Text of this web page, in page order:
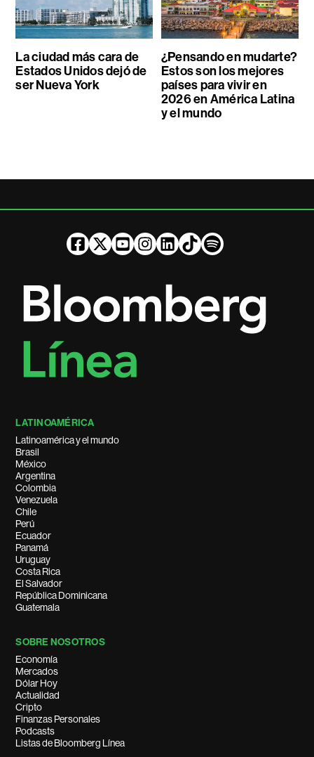
La ciudad más cara de
Estados Unidos dejó de
ser Nueva York
¿Pensando en mudarte?
Estos son los mejores
países para vivir en
2026 en América Latina
y el mundo
LATINOAMÉRICA
Latinoamérica y el mundo
Brasil
México
Argentina
Colombia
Venezuela
Chile
Perú
Ecuador
Panamá
Uruguay
Costa Rica
El Salvador
República Dominicana
Guatemala
SOBRE NOSOTROS
Economía
Mercados
Dólar Hoy
Actualidad
Cripto
Finanzas Personales
Podcasts
Listas de Bloomberg Línea